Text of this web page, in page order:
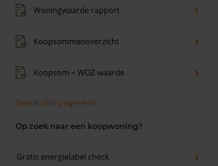
Woningwaarde rapport
Koopsommenoverzicht
Koopsom + WOZ-waarde
Bekijk alle gegevens
Op zoek naar een koopwoning?
Gratis energielabel check